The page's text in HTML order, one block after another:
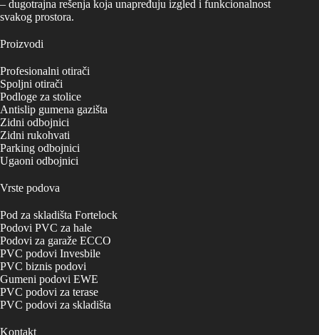
– dugotrajna rešenja koja unapređuju izgled i funkcionalnost
svakog prostora.
Proizvodi
Profesionalni otirači
Spoljni otirači
Podloge za stolice
Antislip gumena gazišta
Zidni odbojnici
Zidni rukohvati
Parking odbojnici
Ugaoni odbojnici
Vrste podova
Pod za skladišta Fortelock
Podovi PVC za hale
Podovi za garaže ECCO
PVC podovi Invesbile
PVC biznis podovi
Gumeni podovi EWE
PVC podovi za terase
PVC podovi za skladišta
Kontakt